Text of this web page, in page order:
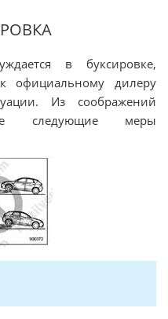
в буксировке,
к официальному дилеру
Из соображений
следующие меры